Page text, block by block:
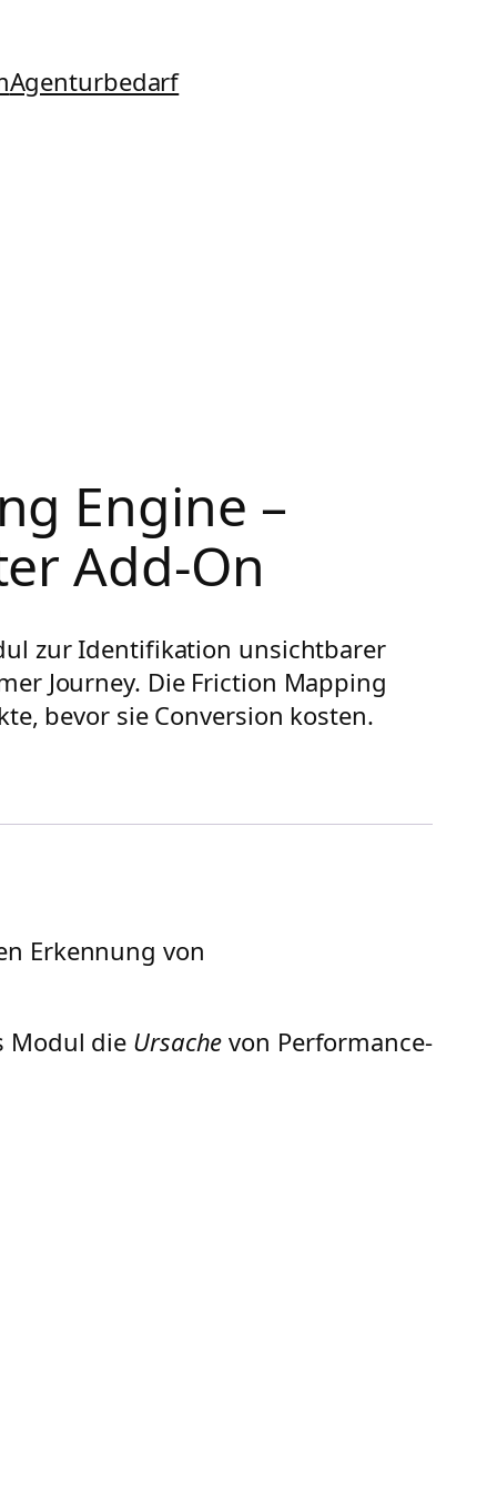
Agenturbedarf
Engine –
Add-On
zur Identifikation unsichtbarer
Journey. Die Friction Mapping
bevor sie Conversion kosten.
Erkennung von
Modul die Ursache von Performance-